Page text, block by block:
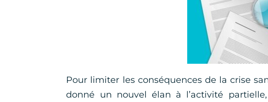
Pour limiter les conséquences de la crise
donné un nouvel élan à l’activité